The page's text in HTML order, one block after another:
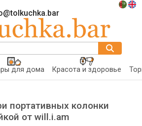
для дома Красота и здоровье
портативных колонки
от will.i.am